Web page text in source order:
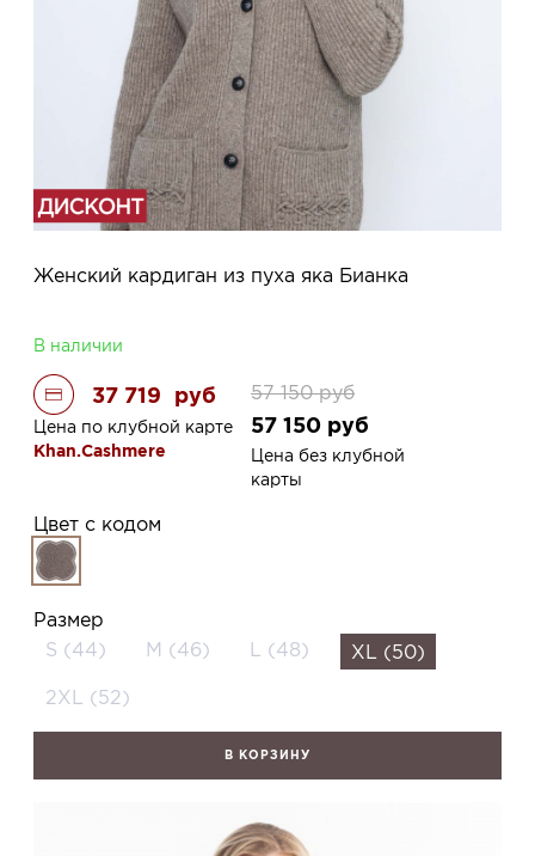
Женский кардиган из пуха яка Бианка
В наличии
37 719 руб
Цена по клубной карте
Khan.Cashmere
57 150 руб
57 150 руб
Цена без клубной
карты
Цвет с кодом
Размер
S (44)
M (46) L (48) XL (50)
2XL (52)
В КОРЗИНУ